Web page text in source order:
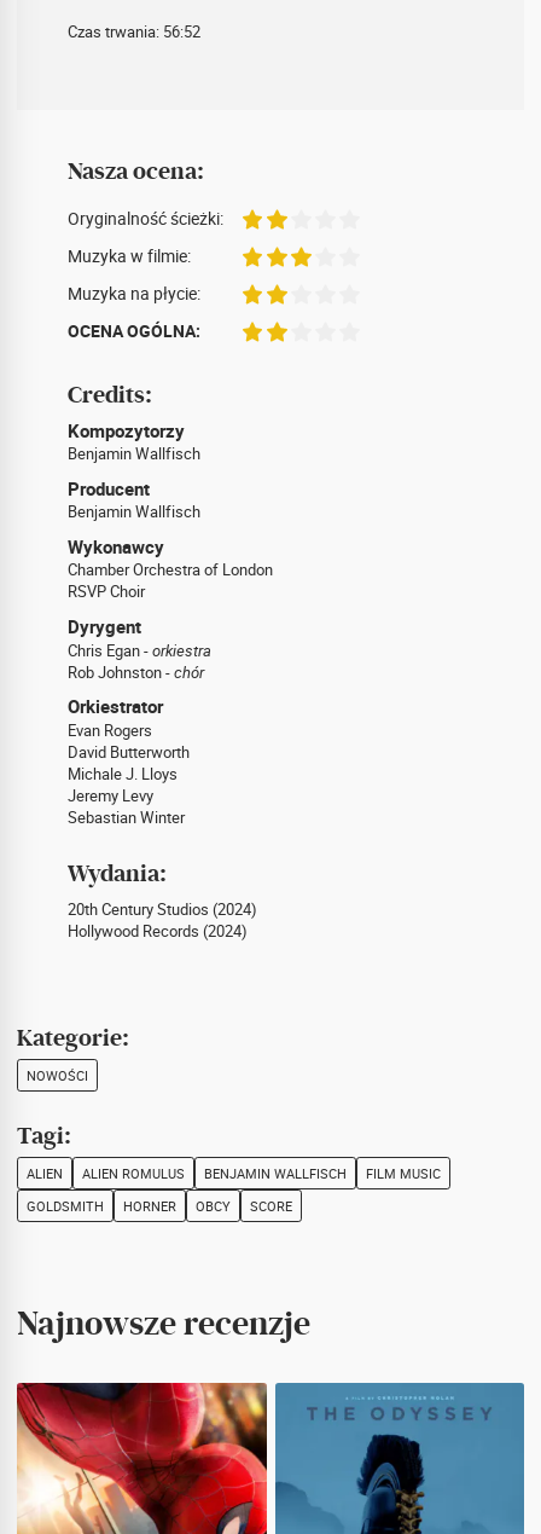
Czas trwania: 56:52
Nasza ocena:
Oryginalność ścieżki:
Muzyka w filmie:
Muzyka na płycie:
OCENA OGÓLNA:
Credits:
Kompozytorzy
Benjamin Wallfisch
Producent
Benjamin Wallfisch
Wykonawcy
Chamber Orchestra of London
RSVP Choir
Dyrygent
Chris Egan -orkiestra
Rob Johnston -chór
Orkiestrator
Evan Rogers
David Butterworth
Michale J. Lloys
Jeremy Levy
Sebastian Winter
Wydania:
20th Century Studios (2024)
Hollywood Records (2024)
Kategorie:
NOWOŚCI
Tagi:
ALIEN ALIEN ROMULUS BENJAMIN WALLFISCH
FILM MUSIC
GOLDSMITH
HORNER OBCY SCORE
Najnowsze recenzje